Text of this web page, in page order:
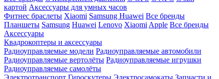
картой Аксессуары для умных часов
Фитнес браслеты Xiaomi Samsung Huawei Все бренды
Планшеты Samsung Huawei Lenovo Xiaomi Apple Все бренды
Аксессуары
Квадрокоптеры и аксессуары
Радиоуправляемые модели Радиоуправляемые автомобили
Радиоуправляемые вертолёты Радиоуправляемые игрушки
Радиоуправляемые самолёты
Электротранспорт Гироскутеры Электросамокаты Запчасти и